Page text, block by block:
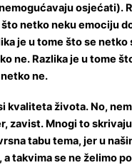
osjećati).
netko neku emociju
je u tome što se netko
ne. Razlika je u tome
ne.
kvaliteta života. No,
zavist. Mnogi to
tabu tema, jer u
a takvima se ne želimo